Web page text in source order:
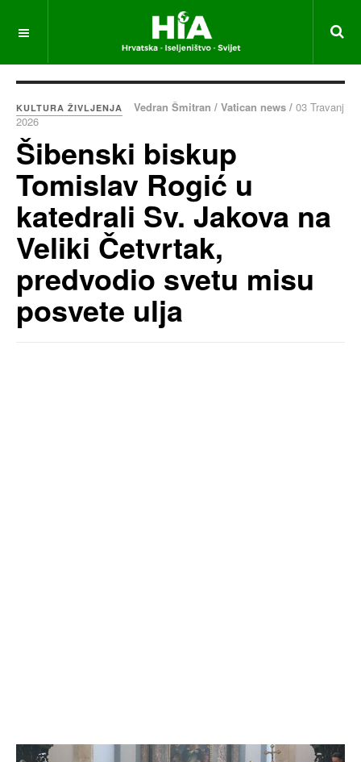
KULTURA ŽIVLJENJA Vedran Šmitran / Vatican news / 03 Travanj
2026
Šibenski biskup
Tomislav Rogić u
katedrali Sv. Jakova na
Veliki Četvrtak,
predvodio svetu misu
posvete ulja